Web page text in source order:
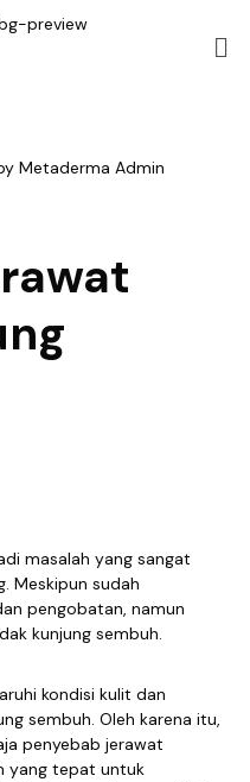
Metaderma Admin
masalah yang sangat
Meskipun sudah
pengobatan, namun
kunjung sembuh.
kondisi kulit dan
sembuh. Oleh karena itu,
penyebab jerawat
yang tepat untuk